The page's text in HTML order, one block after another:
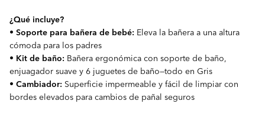
¿Qué incluye?
• Soporte para bañera de bebé: Eleva la bañera a una altura
cómoda para los padres
• Kit de baño: Bañera ergonómica con soporte de baño,
enjuagador suave y 6 juguetes de baño—todo en Gris
• Cambiador: Superficie impermeable y fácil de limpiar con
bordes elevados para cambios de pañal seguros